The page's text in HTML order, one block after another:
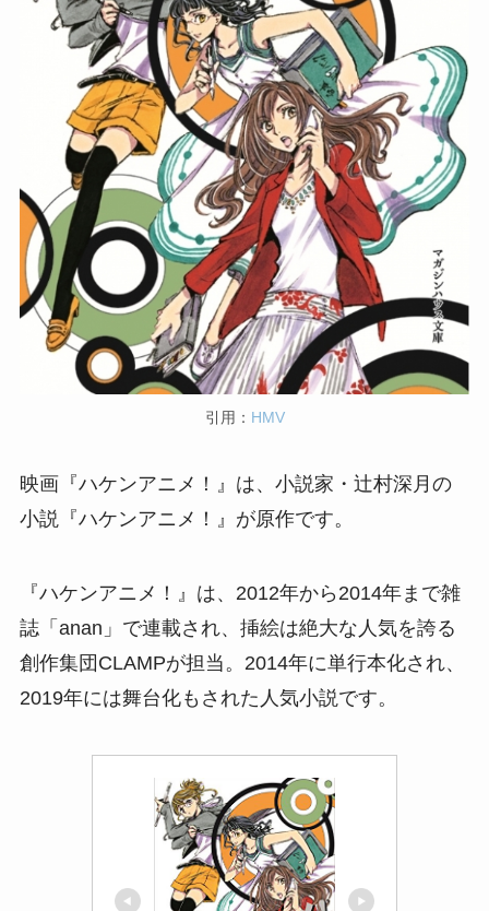
引用： HMV
映画『ハケンアニメ！』は、小説家・辻村深月の
小説『ハケンアニメ！』が原作です。
『ハケンアニメ！』は、2012年から2014年まで雑
誌「anan」で連載され、挿絵は絶大な人気を誇る
創作集団CLAMPが担当。2014年に単行本化され、
2019年には舞台化もされた人気小説です。